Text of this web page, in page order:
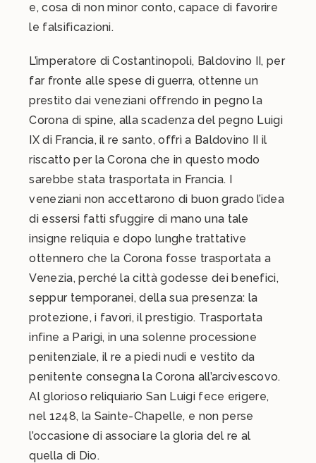
e, cosa di non minor conto, capace di favorire
le falsificazioni.
L’imperatore di Costantinopoli, Baldovino II, per
far fronte alle spese di guerra, ottenne un
prestito dai veneziani offrendo in pegno la
Corona di spine, alla scadenza del pegno Luigi
IX di Francia, il re santo, offrì a Baldovino II il
riscatto per la Corona che in questo modo
sarebbe stata trasportata in Francia. I
veneziani non accettarono di buon grado l’idea
di essersi fatti sfuggire di mano una tale
insigne reliquia e dopo lunghe trattative
ottennero che la Corona fosse trasportata a
Venezia, perché la città godesse dei benefici,
seppur temporanei, della sua presenza: la
protezione, i favori, il prestigio. Trasportata
infine a Parigi, in una solenne processione
penitenziale, il re a piedi nudi e vestito da
penitente consegna la Corona all’arcivescovo.
Al glorioso reliquiario San Luigi fece erigere,
nel 1248, la Sainte-Chapelle, e non perse
l’occasione di associare la gloria del re al
quella di Dio.